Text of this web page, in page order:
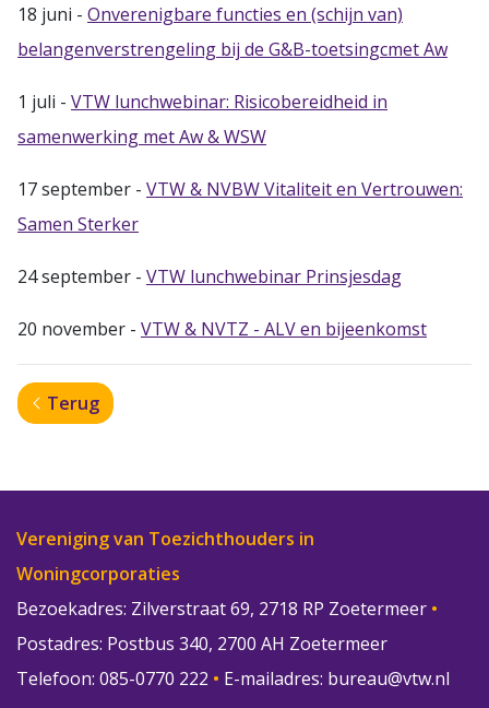
18 juni - Onverenigbare functies en (schijn van)
belangenverstrengeling bij de G&B-toetsingcmet Aw
1 juli - VTW lunchwebinar: Risicobereidheid in
samenwerking met Aw & WSW
17 september - VTW & NVBW Vitaliteit en Vertrouwen:
Samen Sterker
24 september - VTW lunchwebinar Prinsjesdag
20 november - VTW & NVTZ - ALV en bijeenkomst
Terug
Vereniging van Toezichthouders in
Woningcorporaties
Bezoekadres: Zilverstraat 69, 2718 RP Zoetermeer •
Postadres: Postbus 340, 2700 AH Zoetermeer
Telefoon: 085-0770 222 • E-mailadres: bureau@vtw.nl